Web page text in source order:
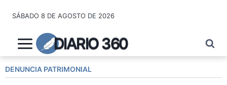
contenido
SÁBADO 8 DE AGOSTO DE 2026
DIARIO 360
DENUNCIA PATRIMONIAL